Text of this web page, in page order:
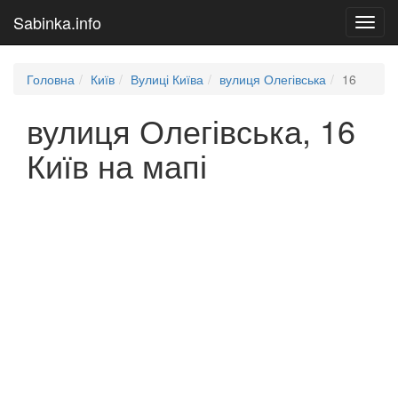
Sabinka.info
Головна Київ Вулиці Київа вулиця Олегівська 16
вулиця Олегівська, 16
Київ на мапі